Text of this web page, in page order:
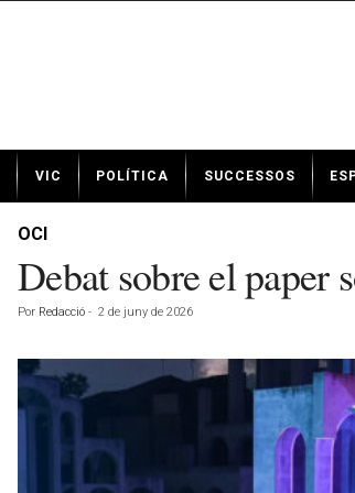
t
VIC POLÍTICA SUCCESSOS
OCI
Debat sobre el paper
Por Redacció - 2 de juny de 2026